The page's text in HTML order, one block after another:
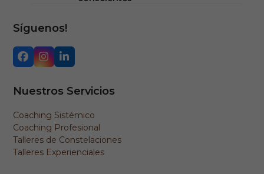
Síguenos!
Facebook
Instagram
LinkedIn
Nuestros Servicios
Coaching Sistémico
Coaching Profesional
Talleres de Constelaciones
Talleres Experienciales